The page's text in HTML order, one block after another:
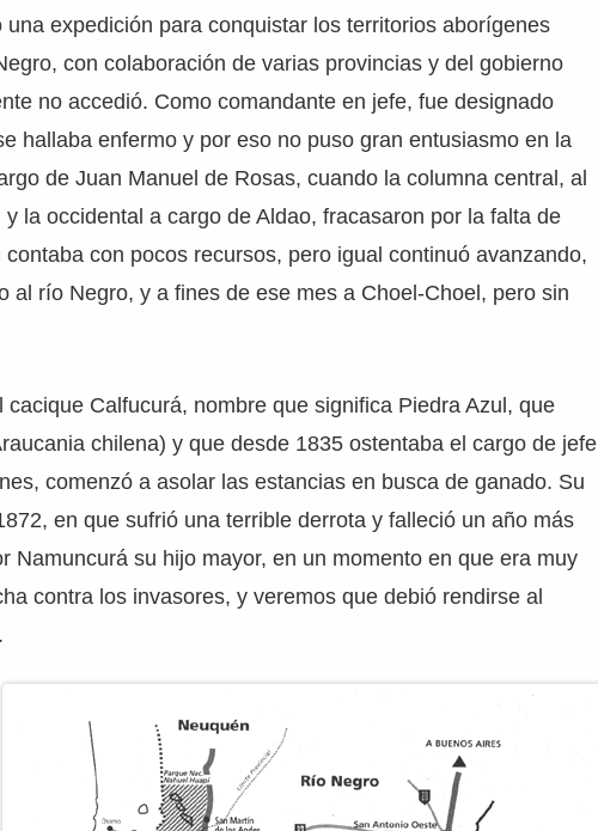
expedición para conquistar los territorios aborígenes
con colaboración de varias provincias y del gobierno
no accedió. Como comandante en jefe, fue designado
hallaba enfermo y por eso no puso gran entusiasmo en la
de Juan Manuel de Rosas, cuando la columna central, al
y la occidental a cargo de Aldao, fracasaron por la falta de
con pocos recursos, pero igual continuó avanzando,
al río Negro, y a fines de ese mes a Choel-Choel, pero sin
Calfucurá, nombre que significa Piedra Azul, que
chilena) y que desde 1835 ostentaba el cargo de jefe
comenzó a asolar las estancias en busca de ganado. Su
en que sufrió una terrible derrota y falleció un año más
Namuncurá su hijo mayor, en un momento en que era muy
contra los invasores, y veremos que debió rendirse al